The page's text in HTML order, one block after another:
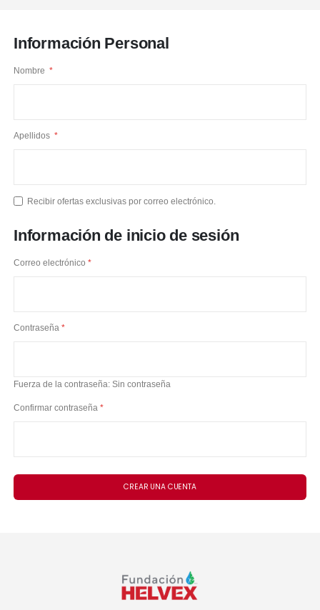
Información Personal
Nombre
Apellidos
Recibir ofertas exclusivas por correo electrónico.
Información de inicio de sesión
Correo electrónico
Contraseña
Fuerza de la contraseña:Sin contraseña
Confirmar contraseña
CREAR UNA CUENTA